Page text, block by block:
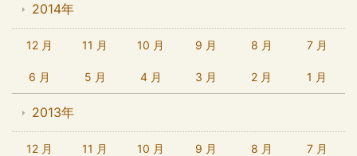
2014年
12 月 11 月 10 月 9 月 8 月 7 月
6 月 5 月 4 月 3 月 2 月 1 月
2013年
12 月 11 月 10 月 9 月 8 月 7 月